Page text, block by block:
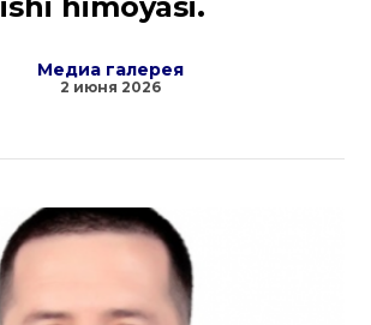
Медиа галерея
2 июня 2026